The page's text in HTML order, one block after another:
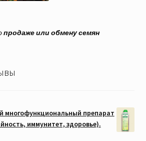
продаже или обмену семян
многофункциональный препарат
иммунитет, здоровье).